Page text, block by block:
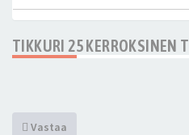
TIKKURI 25 KERROKSINEN
Vastaa